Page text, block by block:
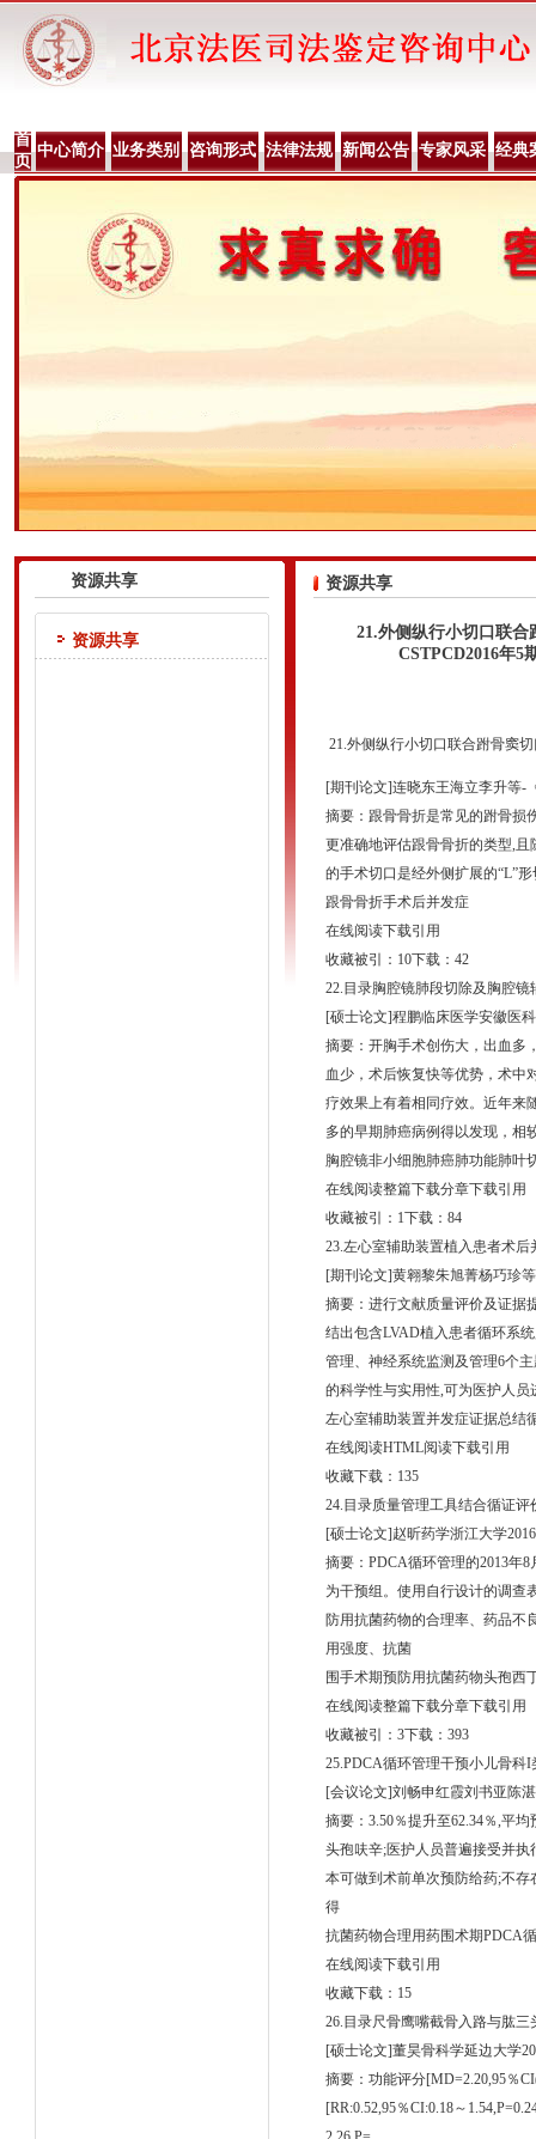
首
页
中心简介 业务类别 咨询形式 法律法规 新闻公告 专家风采 经典
资源共享
资源共享
资源共享
21.外侧纵行小切口联
CSTPCD2016年5
21.外侧纵行小切口联合跗骨窦
[期刊论文]连晓东王海立李升等-
摘要：跟骨骨折是常见的跗骨损
更准确地评估跟骨骨折的类型,
的手术切口是经外侧扩展的“L”
跟骨骨折手术后并发症
在线阅读下载引用
收藏被引：10下载：42
22.目录胸腔镜肺段切除及胸腔
[硕士论文]程鹏临床医学安徽医
摘要：开胸手术创伤大，出血多
血少，术后恢复快等优势，术中
疗效果上有着相同疗效。近年来
多的早期肺癌病例得以发现，相
胸腔镜非小细胞肺癌肺功能肺叶
在线阅读整篇下载分章下载引用
收藏被引：1下载：84
23.左心室辅助装置植入患者术
[期刊论文]黄翱黎朱旭菁杨巧珍
摘要：进行文献质量评价及证据
结出包含LVAD植入患者循环系
管理、神经系统监测及管理6个
的科学性与实用性,可为医护人员
左心室辅助装置并发症证据总结
在线阅读HTML阅读下载引用
收藏下载：135
24.目录质量管理工具结合循证
[硕士论文]赵昕药学浙江大学2016
摘要：PDCA循环管理的2013年8
为干预组。使用自行设计的调查
防用抗菌药物的合理率、药品不
用强度、抗菌
围手术期预防用抗菌药物头孢西
在线阅读整篇下载分章下载引用
收藏被引：3下载：393
25.PDCA循环管理干预小儿骨科
[会议论文]刘畅申红霞刘书亚陈
摘要：3.50％提升至62.34％,平
头孢呋辛;医护人员普遍接受并
本可做到术前单次预防给药;不
得
抗菌药物合理用药围术期PDCA
在线阅读下载引用
收藏下载：15
26.目录尺骨鹰嘴截骨入路与肱
[硕士论文]董昊骨科学延边大学
摘要：功能评分[MD=2.20,95％
[RR:0.52,95％CI:0.18～